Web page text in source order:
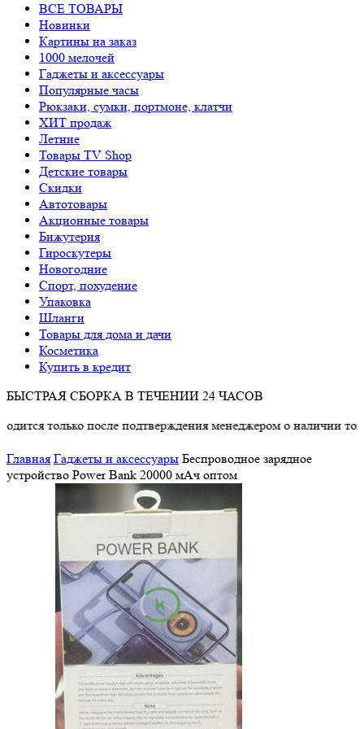
ВСЕ ТОВАРЫ
Новинки
Картины на заказ
1000 мелочей
Гаджеты и аксессуары
Популярные часы
Рюкзаки, сумки, портмоне, клатчи
ХИТ продаж
Летние
Товары TV Shop
Детские товары
Cкидки
Автотовары
Акционные товары
Бижутерия
Гироскутеры
Новогодние
Спорт, похудение
Упаковка
Шланги
Товары для дома и дачи
Косметика
Купить в кредит
БЫСТРАЯ СБОРКА В ТЕЧЕНИИ 24 ЧАСОВ
после подтверждения менеджером о наличии товара.
Главная Гаджеты и аксессуары Беспроводное зарядное
устройство Power Bank 20000 мАч оптом